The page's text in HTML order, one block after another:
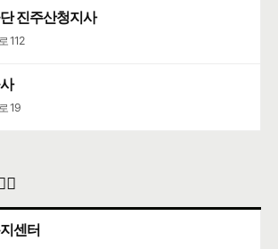
진주산청지사
112
19
센터